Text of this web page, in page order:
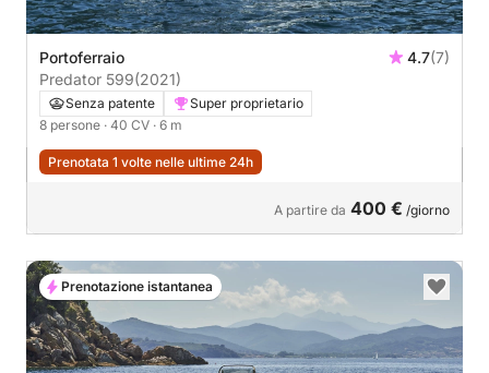
Portoferraio 4.7(7)
Predator 599(2021)
Senza patente
Super proprietario
8 persone · 40 CV · 6 m
Prenotata 1 volte nelle ultime 24h
A partire da 400 € /giorno
Prenotazione istantanea